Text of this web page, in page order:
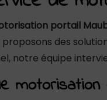
portail
des
notre équipe
motorisation